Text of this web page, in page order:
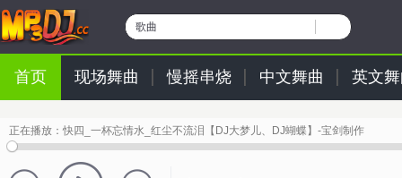
歌曲
首页 现场舞曲 慢摇串烧 中文舞曲 英文
正在播放： 快四_一杯忘情水_红尘不流泪【DJ大梦儿、DJ蝴蝶】-宝剑制作